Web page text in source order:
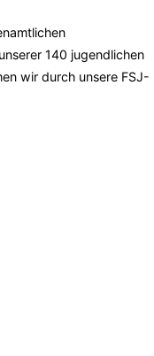
140 jugendlichen
wir durch unsere FSJ-